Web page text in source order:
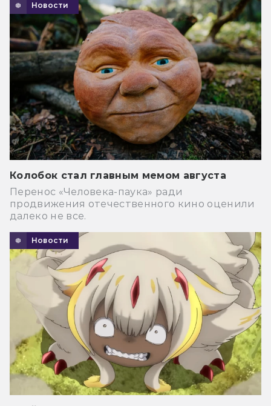
Новости
Колобок стал главным мемом августа
Перенос «Человека-паука» ради
продвижения отечественного кино оценили
далеко не все.
Новости